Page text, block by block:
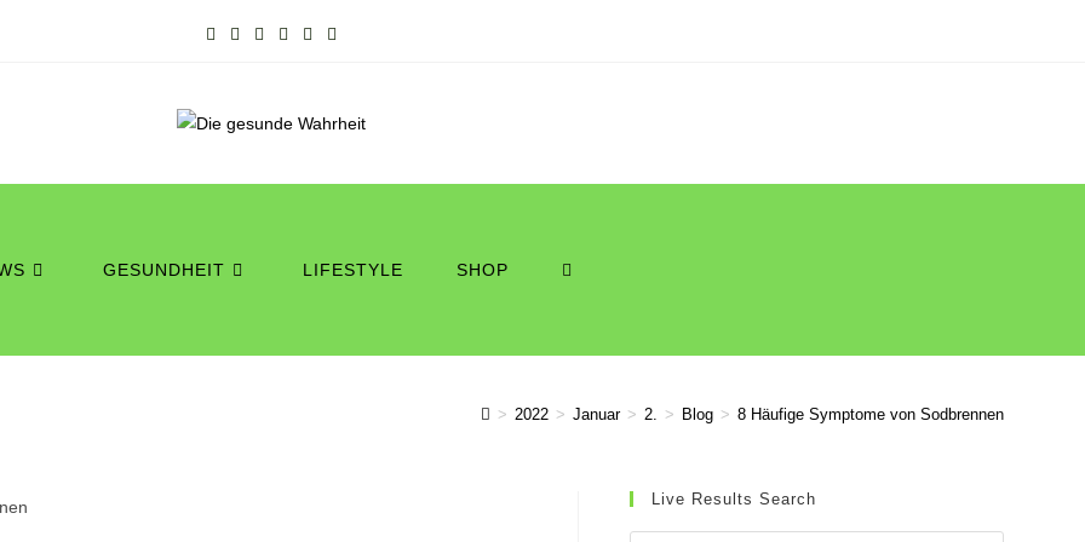
GESUNDHEIT LIFESTYLE SHOP WEBSITE-
> 2022 > Januar > 2. > Blog > 8 Häufige Symptome von Sodbrennen
Live Results Search